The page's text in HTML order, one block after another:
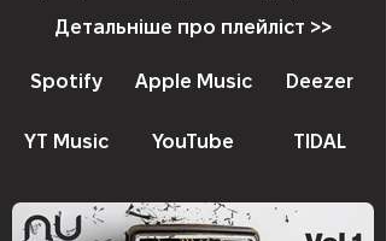
Детальніше про плейліст >>
Spotify Apple Music Deezer
YT Music YouTube TIDAL